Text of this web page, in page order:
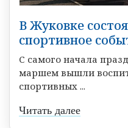
В Жуковке
спортивное
С самого начала
маршем вышли
спортивных ...
Читать далее